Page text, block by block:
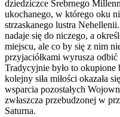
dziedziczce Srebrnego
ukochanego, w którego oku
strzaskanego lustra
nadaje się do niczego, a
miejscu, ale co by się z nim
przyjaciółkami wyrusza odbić
Tradycyjnie było to okupione
kolejny siła miłości okazała
wsparcia pozostałych
zwłaszcza przebudzonej w
Saturna.